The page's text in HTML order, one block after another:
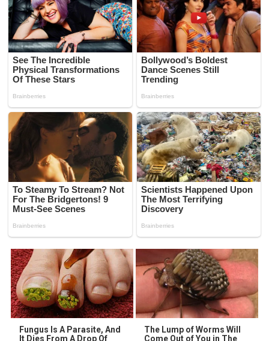
Fungus Is A Parasite, And
It Dies From A Drop Of
The Lump of Worms Will
Come Out of You in The